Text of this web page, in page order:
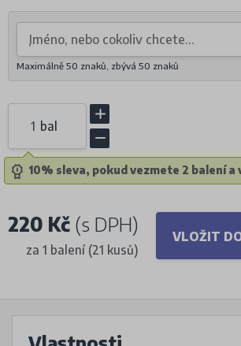
Maximálně 50 znaků, zbývá 50 znaků
bal
10% sleva, pokud vezmete 2 balení a
220 Kč (s DPH)
za 1 balení (21 kusů)
VLOŽIT